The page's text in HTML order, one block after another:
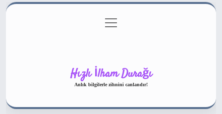
Gizlilik Politikası
menüyü
aç
Hızlı İlham Durağı
Anlık bilgilerle zihnini canlandır!